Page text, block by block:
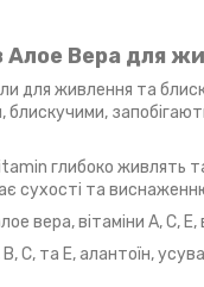
Алое Вера для
для живлення та
глибоко живлять
сухості та
вера, вітаміни А, С, Е,
В, С, та Е, алантоїн,